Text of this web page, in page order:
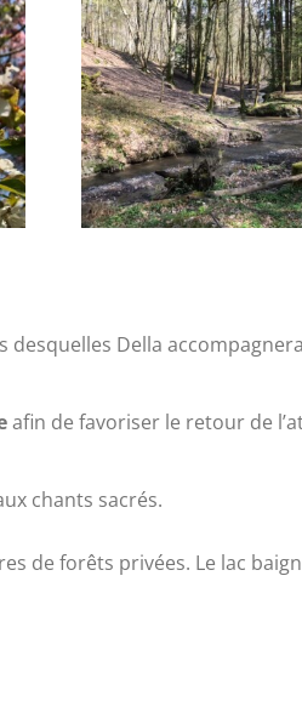
Della
afin de favoriser le retour de
chants sacrés.
de forêts privées. Le lac